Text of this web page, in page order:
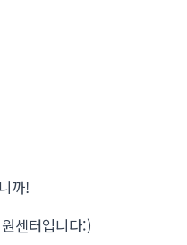
까!
센터입니다:)